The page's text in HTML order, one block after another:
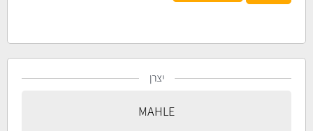
יצרן
MAHLE